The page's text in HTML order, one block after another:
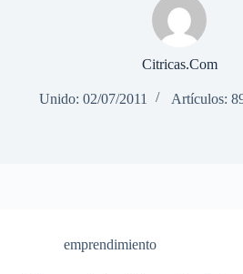
Citricas.Com
Unido: 02/07/2011 Artículos:
emprendimiento